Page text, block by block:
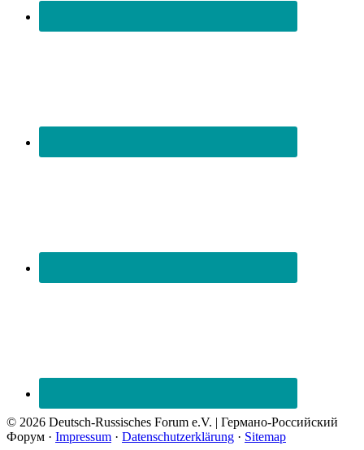
© 2026 Deutsch-Russisches Forum e.V. | Германо-Российский
Форум · Impressum · Datenschutzerklärung · Sitemap